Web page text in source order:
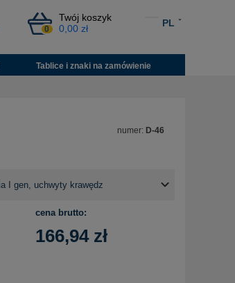
Twój koszyk
0 0,00 zł
PL
Tablice i znaki na zamówienie
numer: D-46
cena brutto:
166,94 zł